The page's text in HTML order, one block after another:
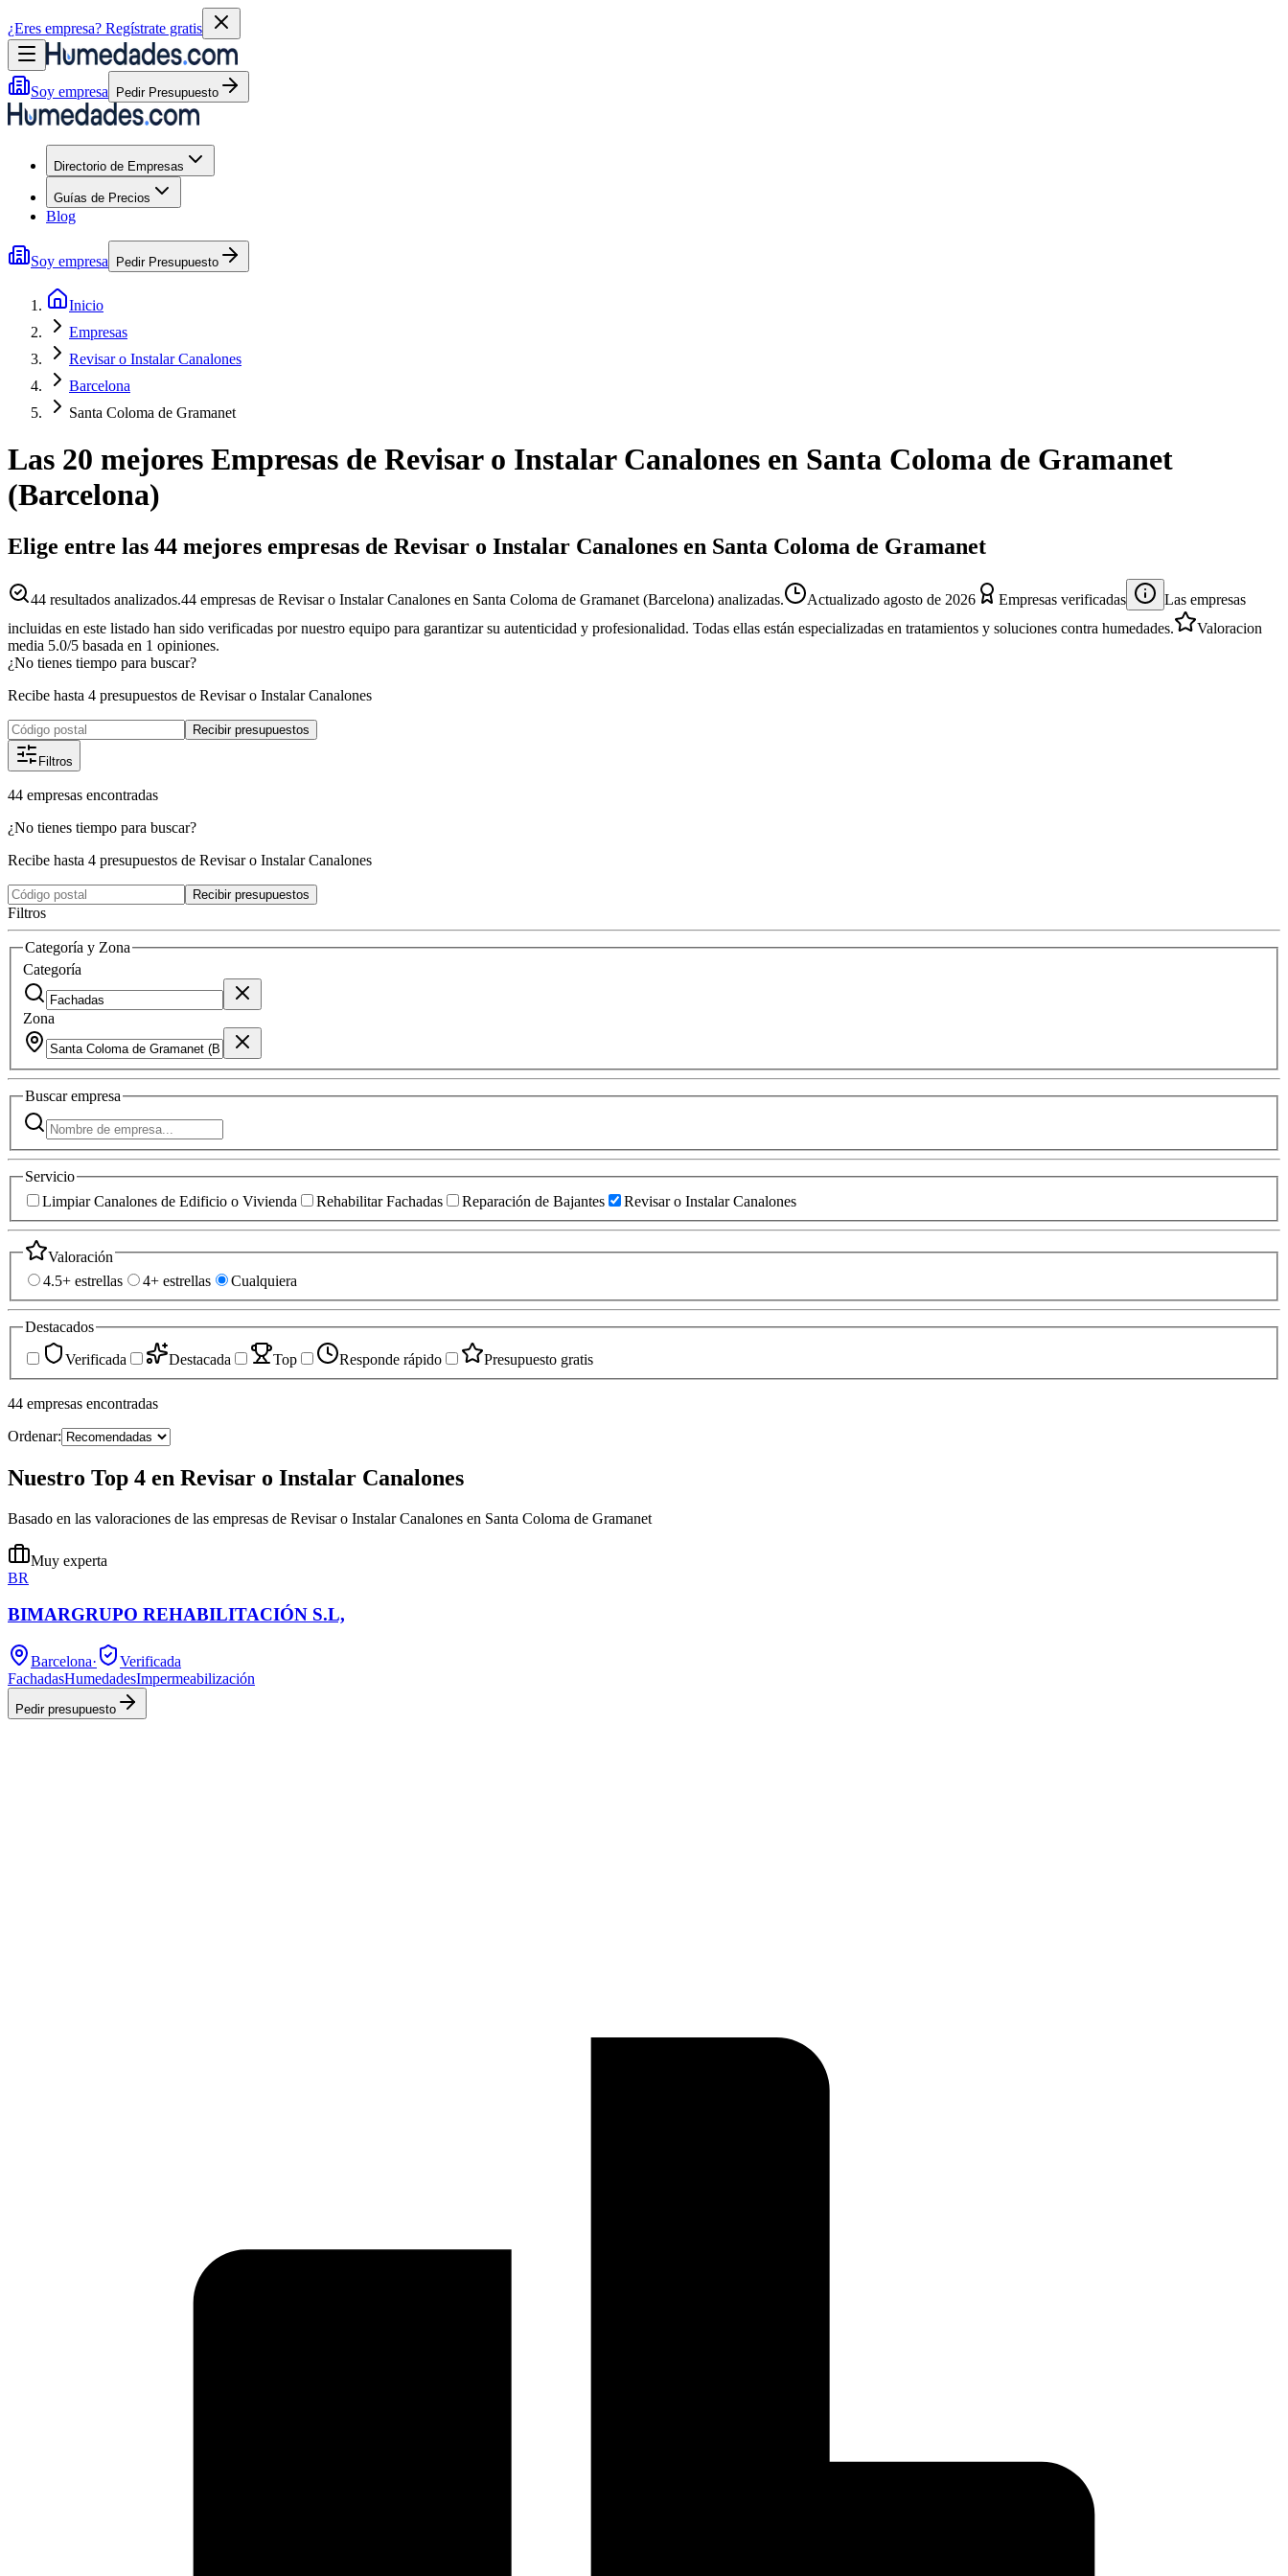
¿Eres empresa? Regístrate gratis
Soy empresa Pedir Presupuesto
Directorio de Empresas
Guías de Precios
Blog
Soy empresa Pedir Presupuesto
Inicio
Empresas
Revisar o Instalar Canalones
Barcelona
Santa Coloma de Gramanet
Las 20 mejores Empresas de Revisar o Instalar Canalones en Santa Coloma de Gramanet
(Barcelona)
Elige entre las 44 mejores empresas de Revisar o Instalar Canalones en Santa Coloma de Gramanet
44 resultados analizados.44 empresas de Revisar o Instalar Canalones en Santa Coloma de Gramanet (Barcelona) analizadas. Actualizado agosto de 2026 Empresas verificadas
Las empresas
incluidas en este listado han sido verificadas por nuestro equipo para garantizar su autenticidad y profesionalidad. Todas ellas están especializadas en tratamientos y soluciones contra humedades.
Valoracion
media 5.0/5 basada en 1 opiniones.
¿No tienes tiempo para buscar?
Recibe hasta 4 presupuestos de Revisar o Instalar Canalones
Recibir presupuestos
Filtros
44 empresas encontradas
¿No tienes tiempo para buscar?
Recibe hasta 4 presupuestos de Revisar o Instalar Canalones
Recibir presupuestos
Filtros
Categoría y Zona
Categoría
Zona
Buscarempresa
Servicio
Limpiar Canalones de Edificio o Vivienda
Rehabilitar Fachadas Reparación de Bajantes Revisar o Instalar Canalones
Valoración
4.5+ estrellas
4+ estrellas Cualquiera
Destacados
Verificada
Destacada Top Responde rápido Presupuesto gratis
44 empresas encontradas
Ordenar:
Nuestro Top 4 en Revisar o Instalar Canalones
Basado en las valoraciones de las empresas de Revisar o Instalar Canalones en Santa Coloma de Gramanet
Muy experta
BR
BIMARGRUPO REHABILITACIÓN S.L,
Barcelona·
Verificada
FachadasHumedadesImpermeabilización
Pedir presupuesto